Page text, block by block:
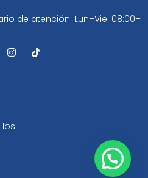
de atención: Lun–Vie: 08:00–
I
n
a
m
T
i
o
los